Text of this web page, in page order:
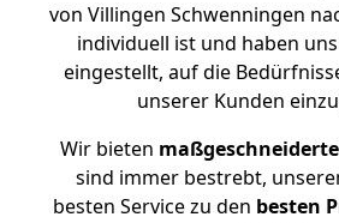
von Villingen Schwenningen
individuell ist und haben
eingestellt, auf die
unserer Kunden
Wir bieten
sind immer bestrebt,
besten Service zu den besten